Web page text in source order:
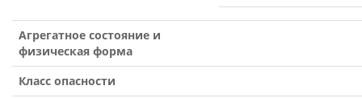
Агрегатное состояние и
физическая форма
Класс опасности